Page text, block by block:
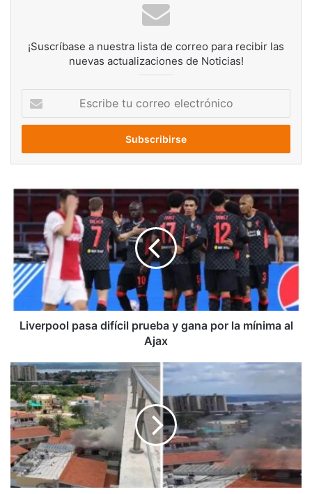
¡Suscríbase a nuestra lista de correo para recibir las
nuevas actualizaciones de Noticias!
correo
Liverpool
pasa
difícil
prueba
y
gana
por
la
mínima
Liverpool pasa difícil prueba y gana por la mínima al
Ajax
Mueren
carbonizados
madre
e
hijo
tras
ser
secuestrados
en